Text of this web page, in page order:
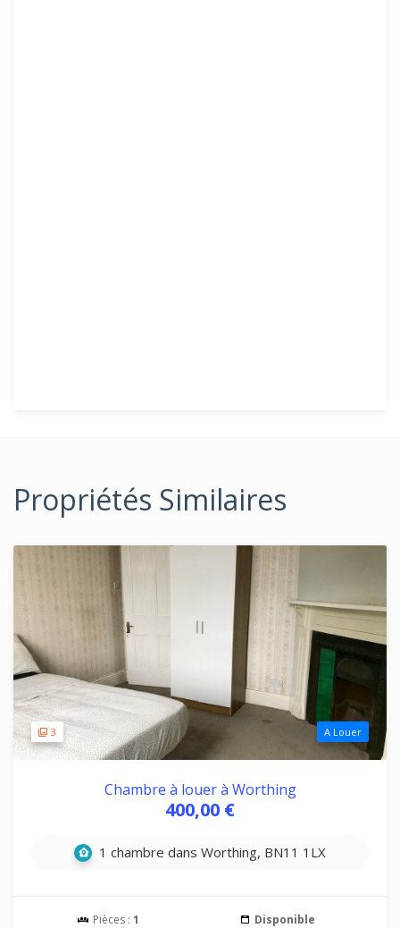
Propriétés Similaires
3 A Louer
Chambre à louer à Worthing
400,00 €
1 chambre dans Worthing, BN11 1LX
Pièces : 1 Disponible